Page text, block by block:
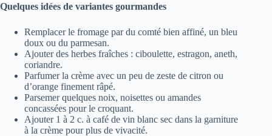
Quelques idées de variantes gourmandes
Remplacer le fromage par du comté bien affiné, un bleu
doux ou du parmesan.
Ajouter des herbes fraîches : ciboulette, estragon, aneth,
coriandre.
Parfumer la crème avec un peu de zeste de citron ou
d’orange finement râpé.
Parsemer quelques noix, noisettes ou amandes
concassées pour le croquant.
Ajouter 1 à 2 c. à café de vin blanc sec dans la garniture
à la crème pour plus de vivacité.